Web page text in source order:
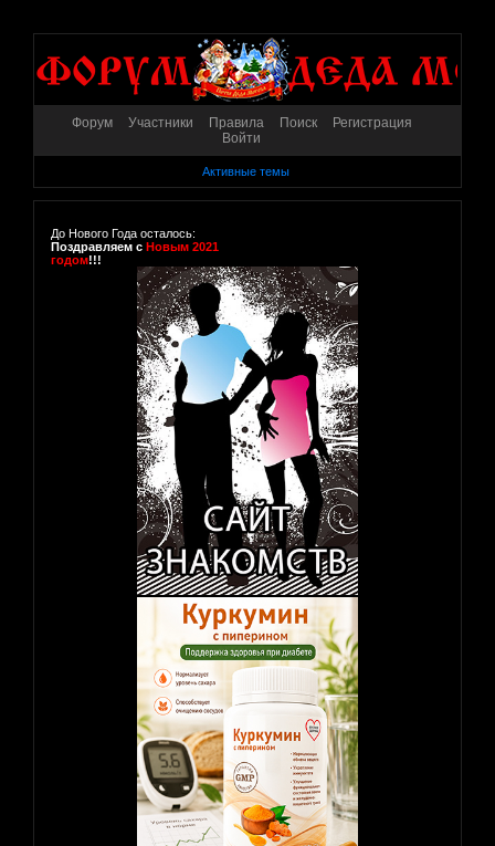
Форум Участники Правила Поиск
Регистрация
Войти
Активные темы
До Нового Года осталось:
Поздравляем с Новым 2021
годом!!!